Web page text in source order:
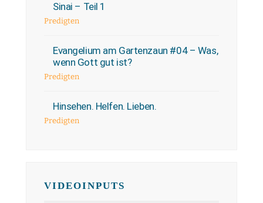
Sinai – Teil 1
Predigten
Evangelium am Gartenzaun #04 – Was,
wenn Gott gut ist?
Predigten
Hinsehen. Helfen. Lieben.
Predigten
VIDEOINPUTS